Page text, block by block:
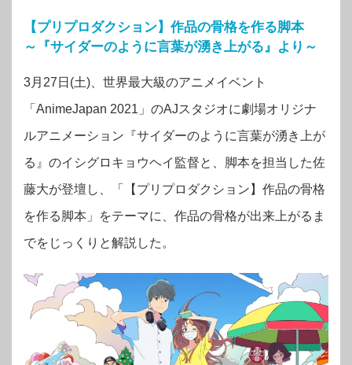
【プリプロダクション】作品の骨格を作る脚本
～『サイダーのように言葉が湧き上がる』より～
3月27日(土)、世界最大級のアニメイベント
「AnimeJapan 2021」のAJスタジオに劇場オリジナ
ルアニメーション『サイダーのように言葉が湧き上が
る』のイシグロキョウヘイ監督と、脚本を担当した佐
藤大が登壇し、
「【プリプロダクション】作品の骨格
を作る脚本」をテーマに、作品の骨格が出来上がるま
でをじっくりと解説した。